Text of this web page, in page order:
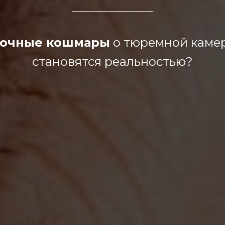
кошмары о тюремной
становятся реальностью?